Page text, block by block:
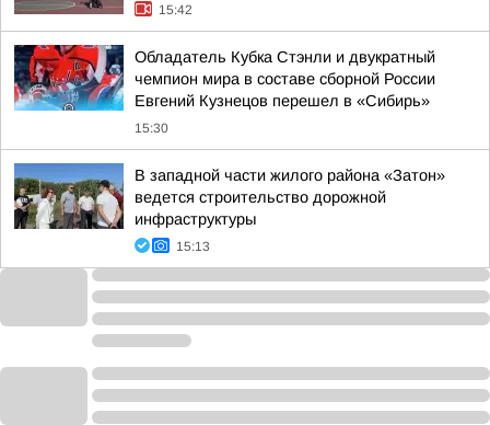
15:42
Обладатель Кубка Стэнли и двукратный
чемпион мира в составе сборной России
Евгений Кузнецов перешел в «Сибирь»
15:30
В западной части жилого района «Затон»
ведется строительство дорожной
инфраструктуры
15:13